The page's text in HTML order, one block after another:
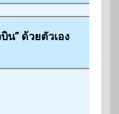
น” ด้วยตัวเอง